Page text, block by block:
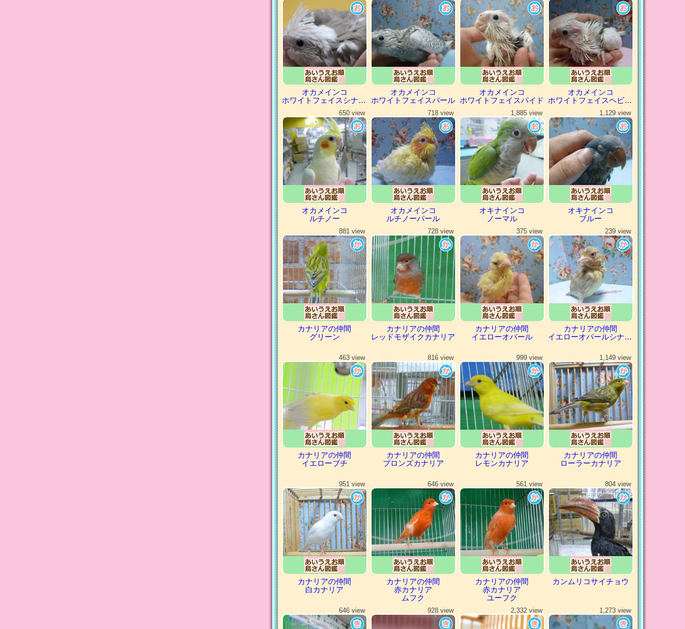
オカメインコ
ホワイトフェイスシナモンパイド
オカメインコ
ホワイトフェイスパール
オカメインコ
ホワイトフェイスパイド
オカメインコ
ホワイトフェイスヘビーパイド
650 view
オカメインコ
ルチノー
718 view
オカメインコ
ルチノーパール
1,885 view
オキナインコ
ノーマル
1,129 view
オキナインコ
ブルー
881 view
カナリアの仲間
グリーン
728 view
カナリアの仲間
レッドモザイクカナリア
375 view
カナリアの仲間
イエローオパール
239 view
カナリアの仲間
イエローオパールシナモン
463 view
カナリアの仲間
イエローブチ
816 view
カナリアの仲間
ブロンズカナリア
999 view
カナリアの仲間
レモンカナリア
1,149 view
カナリアの仲間
ローラーカナリア
951 view
カナリアの仲間
白カナリア
646 view
カナリアの仲間
赤カナリア
ムフク
561 view
カナリアの仲間
赤カナリア
ユーフク
804 view
カンムリコサイチョウ
646 view 928 view 2,332 view 1,273 view